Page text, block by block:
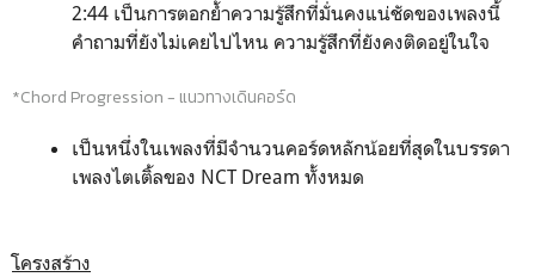
2:44 เป็นการตอกย้ำความรู้สึกที่มั่นคงแน่ชัดของเพลงนี้
คำถามที่ยังไม่เคยไปไหน ความรู้สึกที่ยังคงติดอยู่ในใจ
*Chord Progression - แนวทางเดินคอร์ด
เป็นหนึ่งในเพลงที่มีจำนวนคอร์ดหลักน้อยที่สุดในบรรดา
เพลงไตเติ้ลของ NCT Dream ทั้งหมด
โครงสร้าง